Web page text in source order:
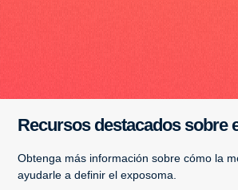
Recursos destacados sobre
Obtenga más información sobre cómo la
ayudarle a definir el exposoma.